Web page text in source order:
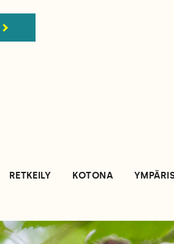
RETKEILY KOTONA